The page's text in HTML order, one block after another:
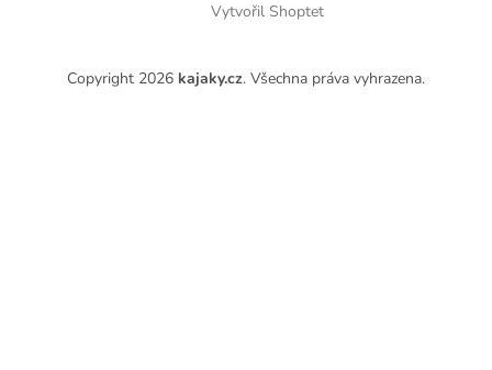
Vytvořil Shoptet
Copyright 2026 kajaky.cz. Všechna práva vyhrazena.